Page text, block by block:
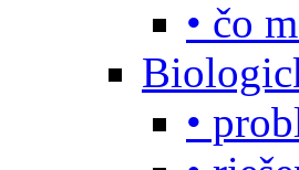
• čo
•